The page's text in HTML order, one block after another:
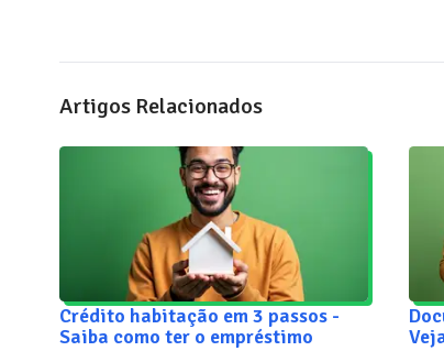
Artigos Relacionados
Crédito habitação em 3 passos -
Saiba como ter o empréstimo